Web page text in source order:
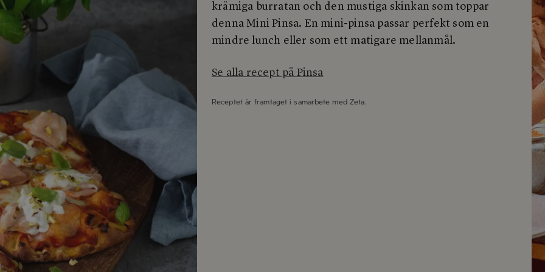
krämiga burratan och den mustiga skinkan som toppar
denna Mini Pinsa. En mini-pinsa passar perfekt som en
mindre lunch eller som ett matigare mellanmål.
Se alla recept på Pinsa
Receptet är framtaget i samarbete med Zeta.